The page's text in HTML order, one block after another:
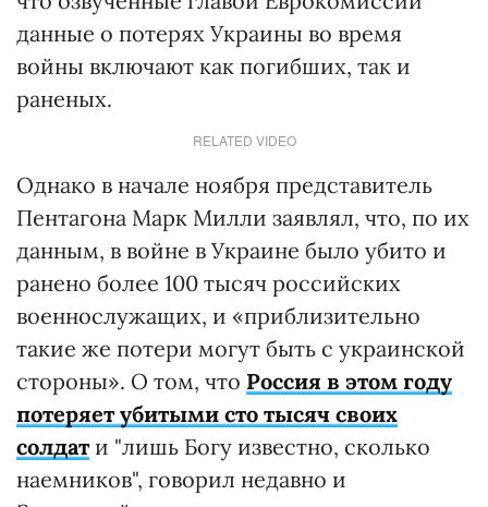
данные о потерях Украины во время
войны включают как погибших, так и
раненых.
RELATED VIDEO
Однако в начале ноября представитель
Пентагона Марк Милли заявлял, что, по их
данным, в войне в Украине было убито и
ранено более 100 тысяч российских
военнослужащих, и «приблизительно
такие же потери могут быть с украинской
стороны». О том, что Россия в этом году
потеряет убитыми сто тысяч своих
солдати "лишь Богу известно, сколько
наемников", говорил недавно и